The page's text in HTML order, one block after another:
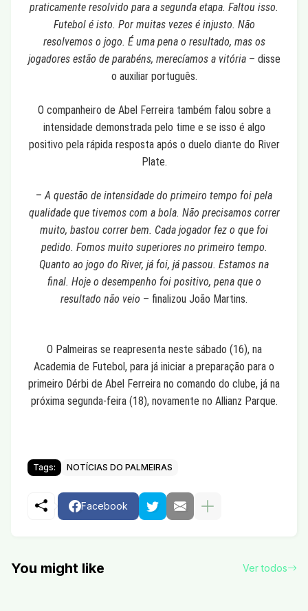
praticamente resolvido para a segunda etapa. Faltou isso.
Futebol é isto. Por muitas vezes é injusto. Não
resolvemos o jogo. É uma pena o resultado, mas os
jogadores estão de parabéns, merecíamos a vitória– disse
o auxiliar português.
O companheiro de Abel Ferreira também falou sobre a
intensidade demonstrada pelo time e se isso é algo
positivo pela rápida resposta após o duelo diante do River
Plate.
–A questão de intensidade do primeiro tempo foi pela
qualidade que tivemos com a bola. Não precisamos correr
muito, bastou correr bem. Cada jogador fez o que foi
pedido. Fomos muito superiores no primeiro tempo.
Quanto ao jogo do River, já foi, já passou. Estamos na
final. Hoje o desempenho foi positivo, pena que o
resultado não veio – finalizou João Martins.
O Palmeiras se reapresenta neste sábado (16), na
Academia de Futebol, para já iniciar a preparação para o
primeiro Dérbi de Abel Ferreira no comando do clube, já na
próxima segunda-feira (18), novamente no Allianz Parque.
Tags: NOTÍCIAS DO PALMEIRAS
Facebook
You might like Ver todos